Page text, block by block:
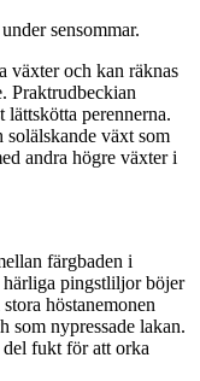
växter och kan räknas
Praktrudbeckian
lättskötta perennerna.
solälskande växt som
andra högre växter i
färgbaden i
härliga pingstliljor böjer
höstanemonen
som nypressade lakan.
fukt för att orka